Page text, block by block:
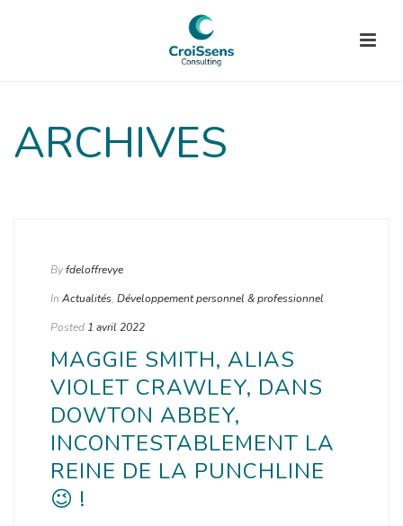
ARCHIVES
Byfdeloffrevye
In Actualités, Développement personnel & professionnel
Posted 1 avril 2022
MAGGIE SMITH, ALIAS
VIOLET CRAWLEY, DANS
DOWTON ABBEY,
INCONTESTABLEMENT LA
REINE DE LA PUNCHLINE
😉 !